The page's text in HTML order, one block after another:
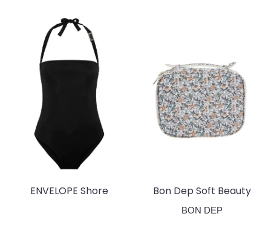
ENVELOPE Shore
Bon Dep Soft Beauty
Bag mw Liberty
BON DEP